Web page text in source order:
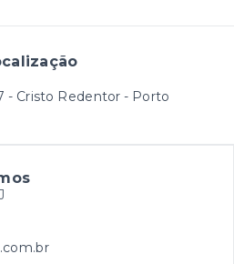
- Cristo Redentor - Porto